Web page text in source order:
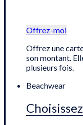
Offrez-moi
Offrez une
son montant.
plusieurs fois.
Beachwear